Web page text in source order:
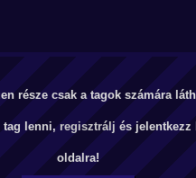
része csak a tagok számára
tag lenni, regisztrálj és jelentkezz
oldalra!